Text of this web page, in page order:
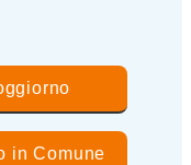
in Comune